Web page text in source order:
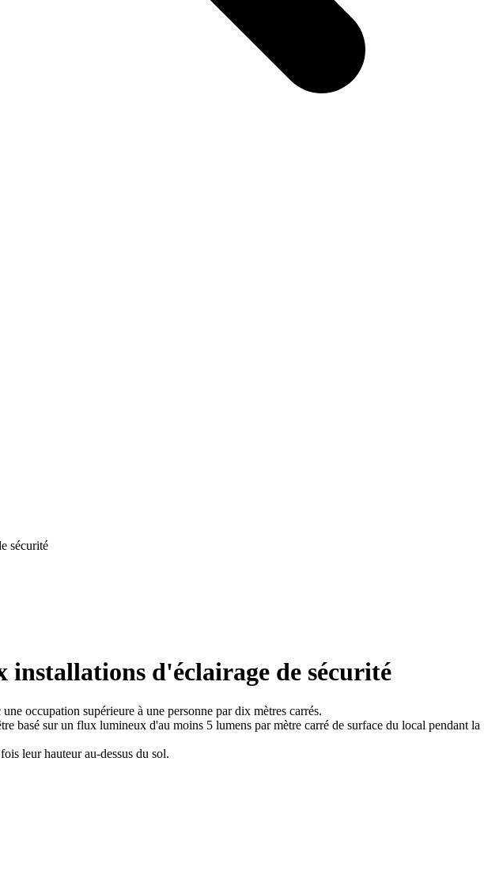
sécurité
d'éclairage de sécurité
occupation supérieure à une personne par dix mètres carrés.
basé sur un flux lumineux d'au moins 5 lumens par mètre carré de surface du local pendant la
leur hauteur au-dessus du sol.